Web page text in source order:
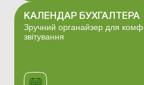
КАЛЕНДАР БУХГАЛТЕРА
Зручний органайзер для
звітування